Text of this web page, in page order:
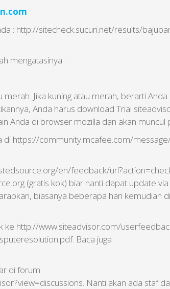
: http://sitecheck.sucuri.net/results/
mengatasinya :
Jika kuning atau merah, berarti
Anda harus download Trial
Anda di browser mozilla dan akan muncul
https://community.mcafee.com/
en/feedback/
(gratis kok) biar nanti dapat update
biasanya beberapa hari kemudian
http://www.siteadvisor.com/
Baca juga
di forum
Nanti akan ada staf